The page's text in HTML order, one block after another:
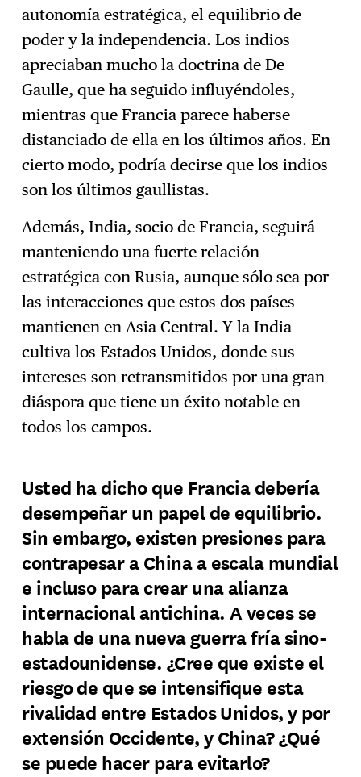
autonomía estratégica, el equilibrio de
poder y la independencia. Los indios
apreciaban mucho la doctrina de De
Gaulle, que ha seguido influyéndoles,
mientras que Francia parece haberse
distanciado de ella en los últimos años. En
cierto modo, podría decirse que los indios
son los últimos gaullistas.
Además, India, socio de Francia, seguirá
manteniendo una fuerte relación
estratégica con Rusia, aunque sólo sea por
las interacciones que estos dos países
mantienen en Asia Central. Y la India
cultiva los Estados Unidos, donde sus
intereses son retransmitidos por una gran
diáspora que tiene un éxito notable en
todos los campos.
Usted ha dicho que Francia debería
desempeñar un papel de equilibrio.
Sin embargo, existen presiones para
contrapesar a China a escala mundial
e incluso para crear una alianza
internacional antichina. A veces se
habla de una nueva guerra fría sino-
estadounidense. ¿Cree que existe el
riesgo de que se intensifique esta
rivalidad entre Estados Unidos, y por
extensión Occidente, y China? ¿Qué
se puede hacer para evitarlo?